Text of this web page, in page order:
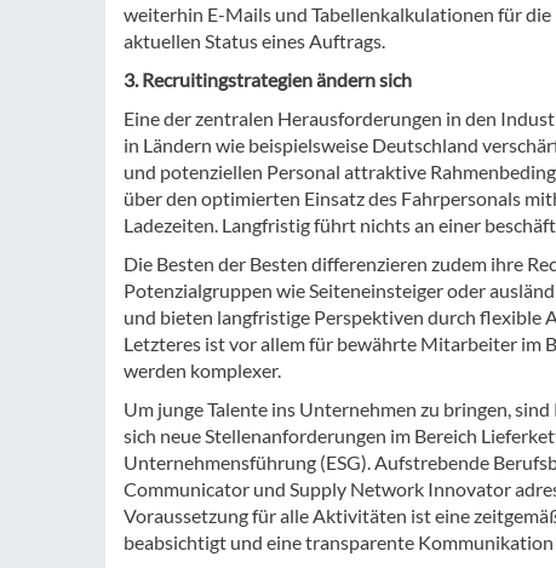
weiterhin E-Mails und Tabellenkalkulationen für
aktuellen Status eines Auftrags.
3. Recruitingstrategien ändern sich
Eine der zentralen Herausforderungen in den
in Ländern wie beispielsweise Deutschland
und potenziellen Personal attraktive
über den optimierten Einsatz des Fahrpersonals
Ladezeiten. Langfristig führt nichts an einer
Die Besten der Besten differenzieren zudem ihre
Potenzialgruppen wie Seiteneinsteiger oder
und bieten langfristige Perspektiven durch flexible
Letzteres ist vor allem für bewährte Mitarbeiter im
werden komplexer.
Um junge Talente ins Unternehmen zu bringen,
sich neue Stellenanforderungen im Bereich
Unternehmensführung (ESG). Aufstrebende
Communicator und Supply Network Innovator
Voraussetzung für alle Aktivitäten ist eine
beabsichtigt und eine transparente